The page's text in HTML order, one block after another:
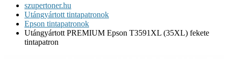
szupertoner.hu
Utángyártott tintapatronok
Epson tintapatronok
Utángyártott PREMIUM Epson T3591XL (35XL) fekete
tintapatron